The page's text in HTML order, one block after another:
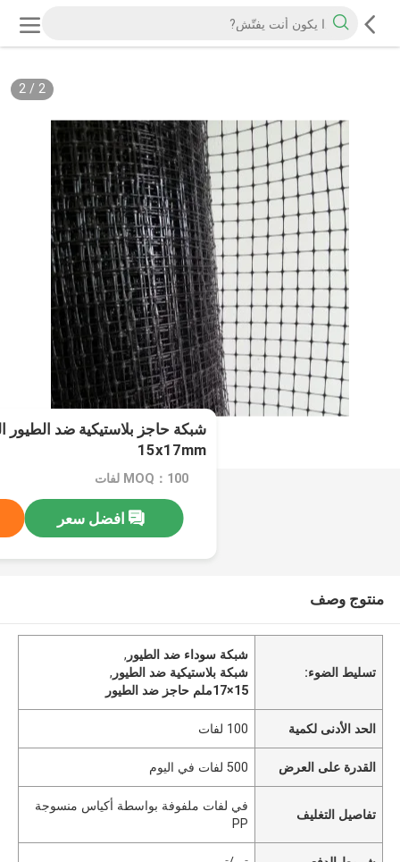
2
/
2
شبكة حاجز بلاستيكية ضد الطيور
15x17mm
MOQ：100 لفات
افضل سعر
منتوج وصف
تسليط الضوء:
شبكة سوداء ضد الطيور ,
شبكة بلاستيكية ضد الطيور ,
15×17ملم حاجز ضد الطيور
الحد الأدنى لكمية 100 لفات
القدرة على العرض 500 لفات في اليوم
تفاصيل التغليف
في لفات ملفوفة بواسطة أكياس منسوجة
PP